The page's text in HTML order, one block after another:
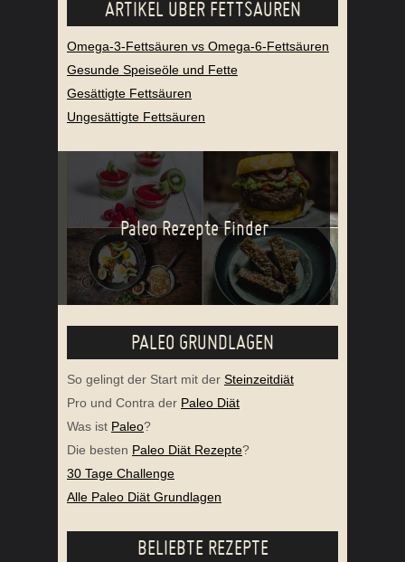
ARTIKEL ÜBER FETTSÄUREN
Omega-3-Fettsäuren vs Omega-6-Fettsäuren
Gesunde Speiseöle und Fette
Gesättigte Fettsäuren
Ungesättigte Fettsäuren
Paleo Rezepte Finder
PALEO GRUNDLAGEN
So gelingt der Start mit der Steinzeitdiät
Pro und Contra der Paleo Diät
Was ist Paleo?
Die besten Paleo Diät Rezepte?
30 Tage Challenge
Alle Paleo Diät Grundlagen
BELIEBTE REZEPTE